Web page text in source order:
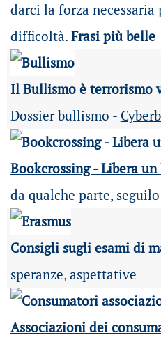
darci la forza necessaria
difficoltà. Frasi più belle
Il Bullismo è terrorismo
Dossier bullismo -
Bookcrossing - Libera
da qualche parte, seguilo
Consigli sugli esami di
speranze, aspettative
Associazioni dei